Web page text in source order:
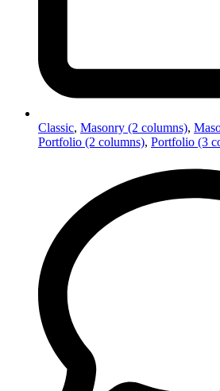
Classic, Masonry (2 columns),
Portfolio (2 columns), Portfolio (3